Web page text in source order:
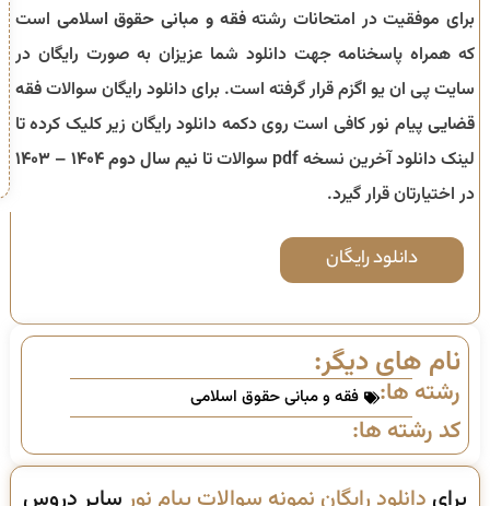
برای موفقیت در امتحانات رشتهفقه و مبانی حقوق اسلامی است
که همراه پاسخنامه جهت دانلود شما عزیزان به صورت رایگان در
سایت پی ان یو اگزم قرار گرفته است. برای دانلود رایگان سوالاتفقه
قضایی پیام نور کافی است روی دکمه دانلود رایگان زیر کلیک کرده تا
لینک دانلود آخرین نسخه pdf سوالات تا
نیم سال دوم ۱۴۰۴ – ۱۴۰۳
در اختیارتان قرار گیرد.
دانلود رایگان
نام های دیگر:
رشته ها: فقه و مبانی حقوق اسلامی
کد رشته ها: